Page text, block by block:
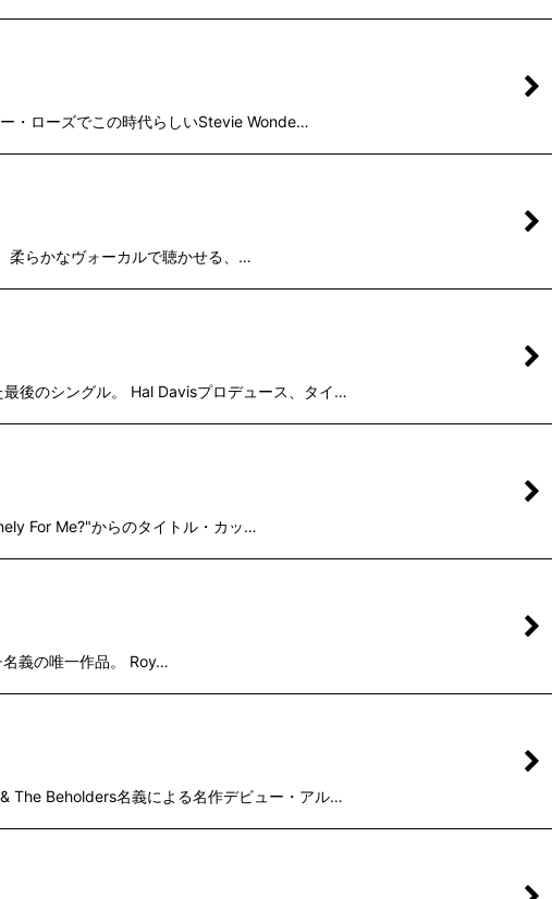
・ローズでこの時代らしいStevie Wonde…
柔らかなヴォーカルで聴かせる、…
後のシングル。 Hal Davisプロデュース、タイ…
For Me?"からのタイトル・カッ…
義の唯一作品。 Roy…
The Beholders名義による名作デビュー・アル…